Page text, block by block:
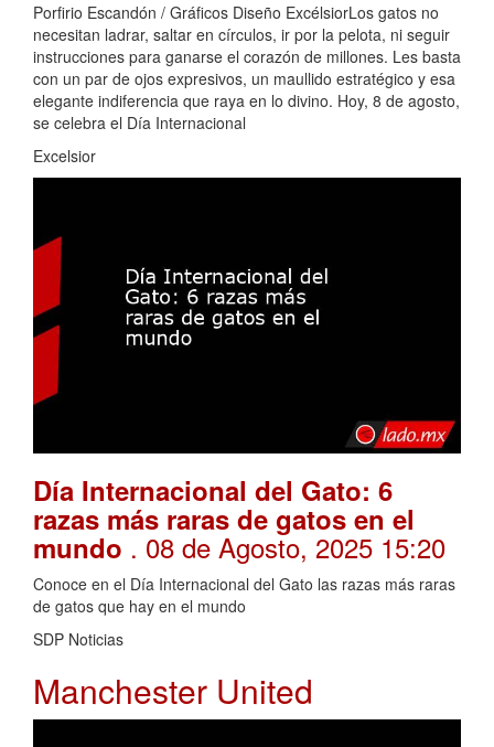
Porfirio Escandón / Gráficos Diseño ExcélsiorLos gatos no
necesitan ladrar, saltar en círculos, ir por la pelota, ni seguir
instrucciones para ganarse el corazón de millones. Les basta
con un par de ojos expresivos, un maullido estratégico y esa
elegante indiferencia que raya en lo divino. Hoy, 8 de agosto,
se celebra el Día Internacional
Excelsior
Día Internacional del Gato: 6
razas más raras de gatos en el
mundo . 08 de Agosto, 2025 15:20
Conoce en el Día Internacional del Gato las razas más raras
de gatos que hay en el mundo
SDP Noticias
Manchester United